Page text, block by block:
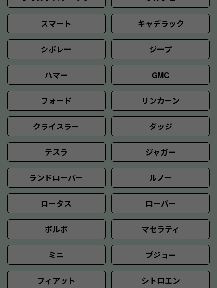
スマート キャデラック
シボレー ジープ
ハマー GMC
フォード リンカーン
クライスラー ダッジ
テスラ ジャガー
ランドローバー ルノー
ロータス ローバー
ボルボ マセラティ
ミニ プジョー
フィアット シトロエン